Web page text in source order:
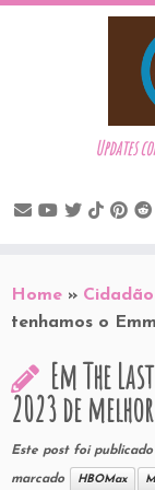
to
content
Updates
Home » Cidadão
tenhamos o
Em The
2023 de
Este post foi
marcado HBOMax